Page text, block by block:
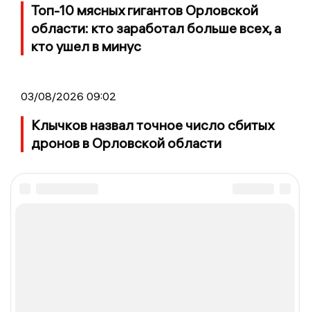
Топ-10 мясных гигантов Орловской
области: кто заработал больше всех, а
кто ушел в минус
03/08/2026 09:02
Клычков назвал точное число сбитых
дронов в Орловской области